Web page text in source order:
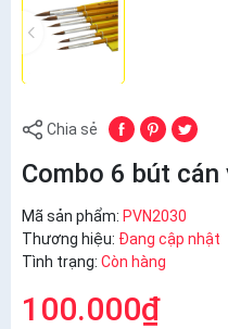
Chia sẻ
Combo 6 bút cán
Mã sản phẩm: PVN2030
Thương hiệu: Đang cập nhật
Tình trạng: Còn hàng
100.000₫